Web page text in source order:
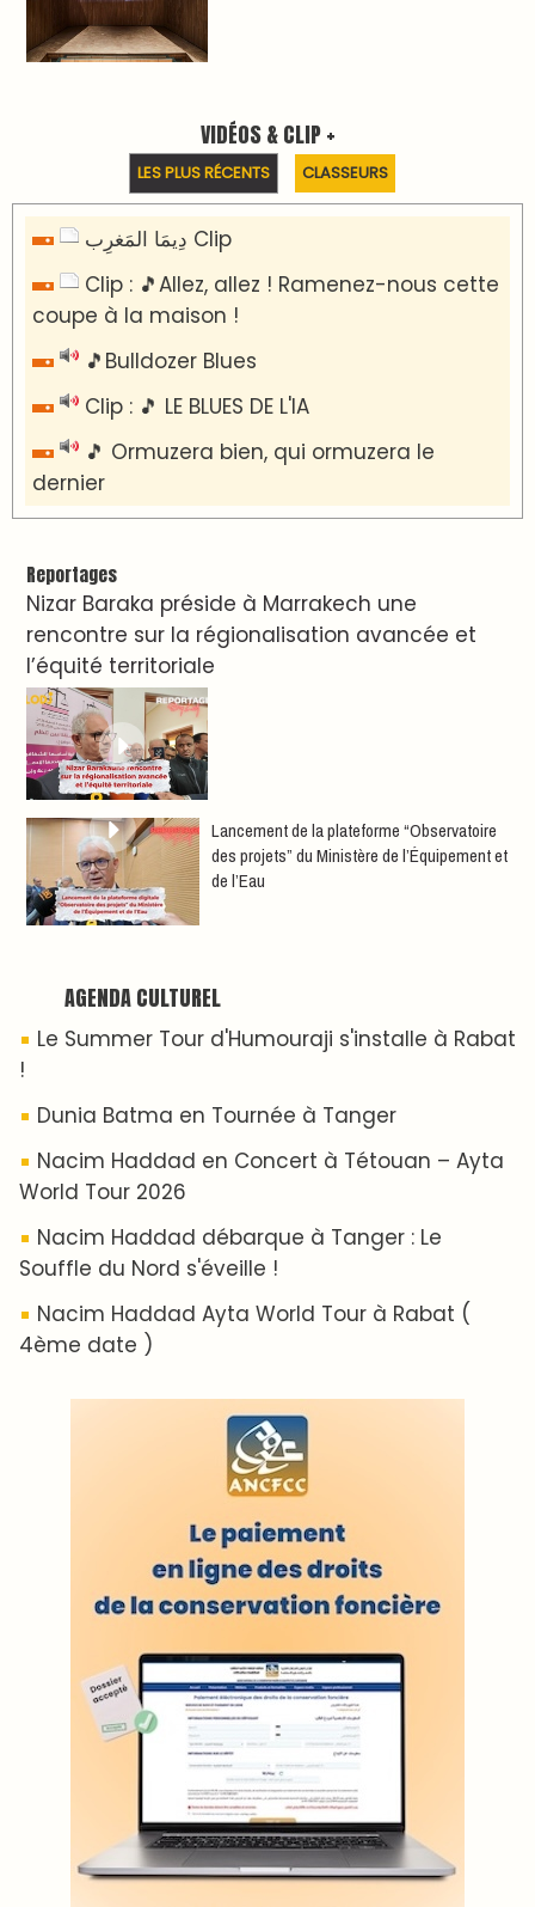
Reportages
Nizar Baraka préside à Marrakech une
l’équité territoriale
​Lancement de la plateforme “Observatoire
des projets” du Ministère de l’Équipement et
AGENDA CULTUREL
Le Summer Tour d'Humouraji s'installe à Rabat
Dunia Batma en Tournée à Tanger
Nacim Haddad en Concert à Tétouan – Ayta
World Tour 2026
Nacim Haddad débarque à Tanger : Le
Souffle du Nord s'éveille !
Nacim Haddad Ayta World Tour à Rabat (
4ème date )
VOS CONTRIBUTIONS
Proposer votre article
LODJ VIDÉO
L'ODJ LIVE TV
WEB RADIO R212
Copyright © 2022 Groupe de presse Arrissala
Ce site utilise Google Analytics. En continuant à naviguer, vous nous
autorisez à déposer un cookie à des fins de mesure d'audience